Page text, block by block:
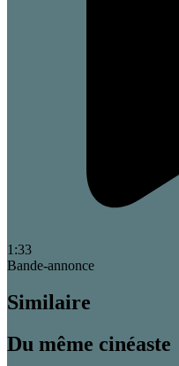
1:33
Bande-annonce
Similaire
Du même cinéaste